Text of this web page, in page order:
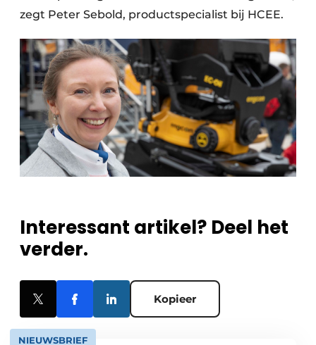
zegt Peter Sebold, productspecialist bij HCEE.
Interessant artikel? Deel het
verder.
Kopieer
NIEUWSBRIEF